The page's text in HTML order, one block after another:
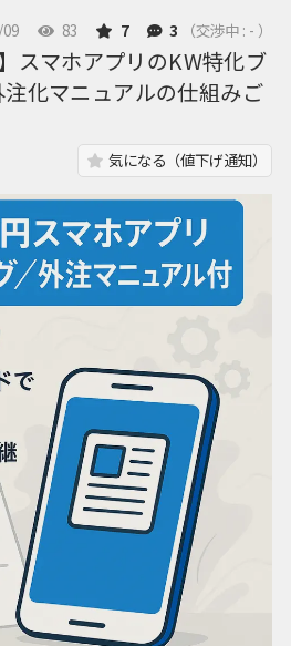
83 7 3 （交渉中 : - ）
スマホアプリのKW特化ブ
化マニュアルの仕組みご
気になる（値下げ通知）